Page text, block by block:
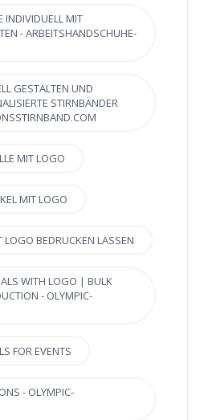
INDIVIDUELL MIT
- ARBEITSHANDSCHUHE-
GESTALTEN UND
STIRNBÄNDER
MIT LOGO
MIT LOGO
BEDRUCKEN LASSEN
WITH LOGO | BULK
- OLYMPIC-
FOR EVENTS
- OLYMPIC-